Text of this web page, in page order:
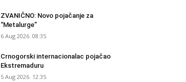
ZVANIČNO: Novo pojačanje za
“Metalurge”
6 Aug 2026. 08:35
Crnogorski internacionalac pojačao
Ekstremaduru
5 Aug 2026. 12:35